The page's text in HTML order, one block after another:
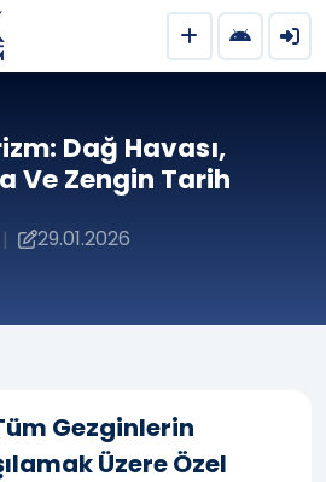
Dağ Havası,
Ve Zengin Tarih
| 29.01.2026
Gezginlerin
Üzere Özel